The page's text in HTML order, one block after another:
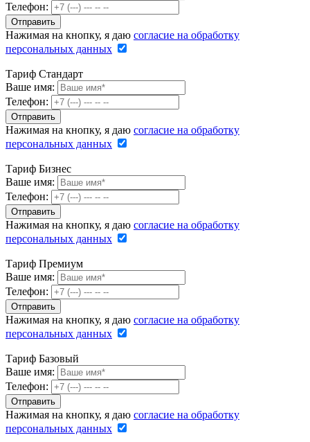
Телефон:
Нажимая на кнопку, я даю согласие на обработку
персональных данных
Тариф Стандарт
Ваше имя:
Телефон:
Нажимая на кнопку, я даю согласие на обработку
персональных данных
Тариф Бизнес
Ваше имя:
Телефон:
Нажимая на кнопку, я даю согласие на обработку
персональных данных
Тариф Премиум
Ваше имя:
Телефон:
Нажимая на кнопку, я даю согласие на обработку
персональных данных
Тариф Базовый
Ваше имя:
Телефон:
Нажимая на кнопку, я даю согласие на обработку
персональных данных